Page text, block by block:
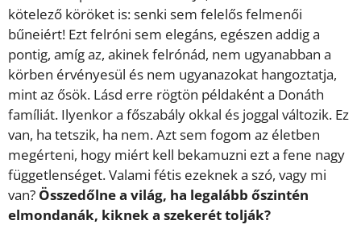
kötelező köröket is: senki sem felelős felmenői
bűneiért! Ezt felróni sem elegáns, egészen addig a
pontig, amíg az, akinek felrónád, nem ugyanabban a
körben érvényesül és nem ugyanazokat hangoztatja,
mint az ősök. Lásd erre rögtön példaként a Donáth
famíliát. Ilyenkor a főszabály okkal és joggal változik. Ez
van, ha tetszik, ha nem. Azt sem fogom az életben
megérteni, hogy miért kell bekamuzni ezt a fene nagy
függetlenséget. Valami fétis ezeknek a szó, vagy mi
van? Összedőlne a világ, ha legalább őszintén
elmondanák, kiknek a szekerét tolják?